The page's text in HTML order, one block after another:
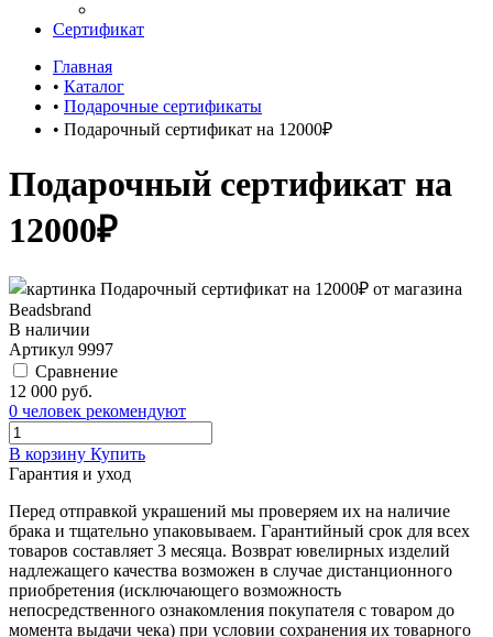
Сертификат
Главная
• Каталог
• Подарочные сертификаты
• Подарочный сертификат на 12000₽
Подарочный сертификат на
12000₽
В наличии
Артикул 9997
Сравнение
12 000 руб.
0 человек рекомендуют
В корзину Купить
Гарантия и уход
Перед отправкой украшений мы проверяем их на наличие
брака и тщательно упаковываем. Гарантийный срок для всех
товаров составляет 3 месяца. Возврат ювелирных изделий
надлежащего качества возможен в случае дистанционного
приобретения (исключающего возможность
непосредственного ознакомления покупателя с товаром до
момента выдачи чека) при условии сохранения их товарного